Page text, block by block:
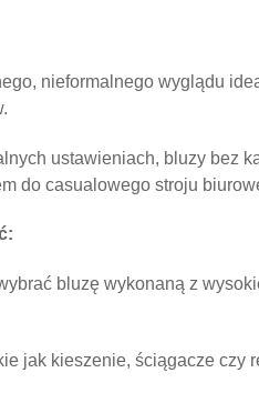
nieformalnego wyglądu
ustawieniach, bluzy bez
do casualowego stroju
bluzę wykonaną z
jak kieszenie, ściągacze czy